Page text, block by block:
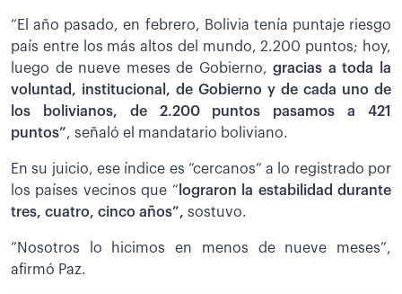
“El año pasado, en febrero, Bolivia tenía puntaje riesgo
país entre los más altos del mundo, 2.200 puntos; hoy,
luego de nueve meses de Gobierno, gracias a toda la
voluntad, institucional, de Gobierno y de cada uno de
los bolivianos, de 2.200 puntos pasamos a 421
puntos”, señaló el mandatario boliviano.
En su juicio, ese índice es “cercanos” a lo registrado por
los países vecinos que “ lograron la estabilidad durante
tres, cuatro, cinco años”, sostuvo.
”Nosotros lo hicimos en menos de nueve meses”,
afirmó Paz.